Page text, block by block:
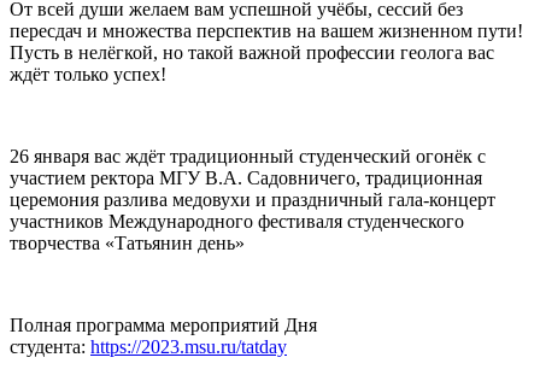
От всей души желаем вам успешной учёбы, сессий без
пересдач и множества перспектив на вашем жизненном пути!
Пусть в нелёгкой, но такой важной профессии геолога вас
ждёт только успех!
26 января вас ждёт традиционный студенческий огонёк с
участием ректора МГУ В.А. Садовничего, традиционная
церемония разлива медовухи и праздничный гала-концерт
участников Международного фестиваля студенческого
творчества «Татьянин день»
Полная программа мероприятий Дня
студента: https://2023.msu.ru/tatday